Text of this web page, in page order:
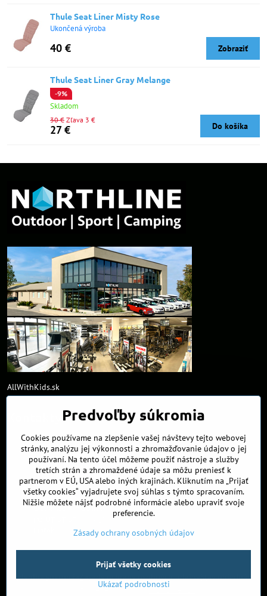
Thule Seat Liner Misty Rose
Ukončená výroba
40 € Zobraziť
Thule Seat Liner Gray Melange
-9%
Skladom
27 €
30 € Zľava 3 €
Do košíka
AllWithKids.sk
obchod​@northline​.sk
Kamenná predajňa
Nádražná 34/A
90027 Ivánka pri Dunaji
Otváracie hodiny
9:00 - 17:00
8:00 - 16:00
©2026Copyright
Predvoľby súkromiaZásady ochrany osobných údajovStav objednávky
Vytvorené pomocou:BiznisWeb.sk
Predvoľby súkromia
Cookies používame na zlepšenie vašej návštevy tejto webovej
stránky, analýzu jej výkonnosti a zhromažďovanie údajov o jej
používaní. Na tento účel môžeme použiť nástroje a služby
tretích strán a zhromaždené údaje sa môžu preniesť k
partnerom v EÚ, USA alebo iných krajinách. Kliknutím na „Prijať
všetky cookies“ vyjadrujete svoj súhlas s týmto spracovaním.
Nižšie môžete nájsť podrobné informácie alebo upraviť svoje
preferencie.
Zásady ochrany osobných údajov
Ukázať podrobnosti
Prijať všetky cookies